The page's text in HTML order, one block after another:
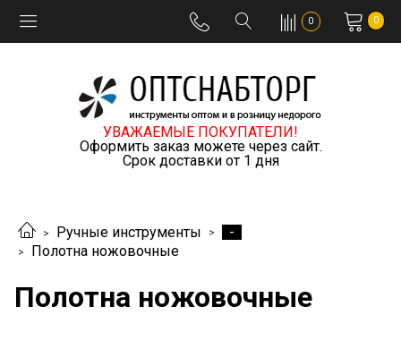
0 0
УВАЖАЕМЫЕ ПОКУПАТЕЛИ!
Оформить заказ можете через сайт.
Срок доставки от 1 дня
Ручные инструменты
-
Полотна ножовочные
Полотна ножовочные